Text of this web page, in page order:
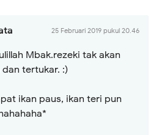
25 Februari 2019 pukul 20.46
Mbak.rezeki tak akan
dan tertukar. :)
ikan paus, ikan teri pun